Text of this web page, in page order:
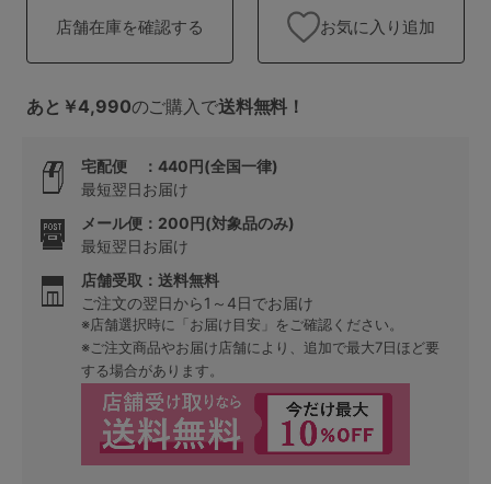
店舗在庫を確認する お気に入り追加
あと￥4,990のご購入で送料無料！
宅配便 ：440円(全国一律)
最短翌日お届け
メール便：200円(対象品のみ)
最短翌日お届け
店舗受取：送料無料
ご注文の翌日から1～4日でお届け
※店舗選択時に「お届け目安」をご確認ください。
※ご注文商品やお届け店舗により、追加で最大7日ほど要
する場合があります。